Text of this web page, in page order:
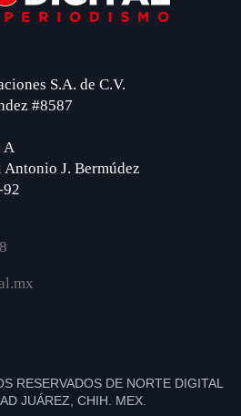
S.A. de C.V.
#8587
A
J. Bermúdez
RESERVADOS DE NORTE DIGITAL
JUÁREZ, CHIH. MEX.